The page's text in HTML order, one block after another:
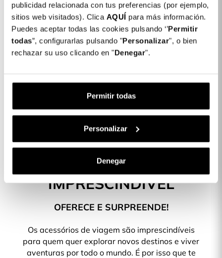
publicidad relacionada con tus preferencias (por ejemplo,
sitios web visitados). Clica AQUÍ para más información.
Puedes aceptar todas las cookies pulsando ‘’Permitir
todas”, configurarlas pulsando "Personalizar", o bien
rechazar su uso clicando en "Denegar".
Permitir todas
Personalizar
Denegar
Detalhes do produto
Cor: Preto
COLORES DISPONIBLES
PretoAzulRosaRoxo
Capa de Passaporte - Acessórios de
4,99 €
Descrição
O KIT DE VIAGEM
IMPRESCINDÍVEL
OFERECE E SURPREENDE!
Os acessórios de viagem são imprescindíveis
para quem quer explorar novos destinos e viver
aventuras por todo o mundo. É por isso que te